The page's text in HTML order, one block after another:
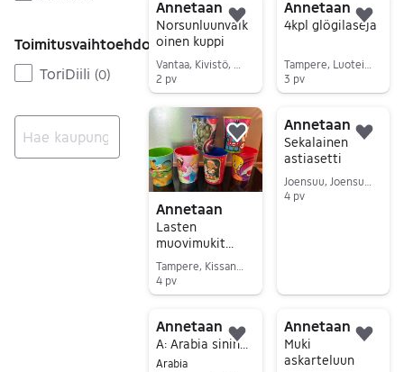
Toimitusvaihtoehdot
ToriDiili (0)
Annetaan
Norsunluunvalk
oinen kuppi
2 pv
Lisää suosikiksi.
Annetaan
4kpl glögilaseja
3 pv
Annetaan
Lasten
muovimukit
hahmokuvilla
4 pv
Lisää suosikiksi.
Annetaan
Sekalainen
astiasetti
4 pv
Annetaan
A: Arabia sininen kahvikuppi
Arabia
Lisää suosikiksi.
Annetaan
Muki
askarteluun